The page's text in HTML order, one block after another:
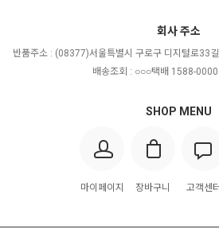
SHOP MENU
마이페이지 장바구니 고객센터
회사 주소
반품주소 : (08377)서울특별시 구로구 디지털로33
배송조회 : ○○○택배 1588-0000